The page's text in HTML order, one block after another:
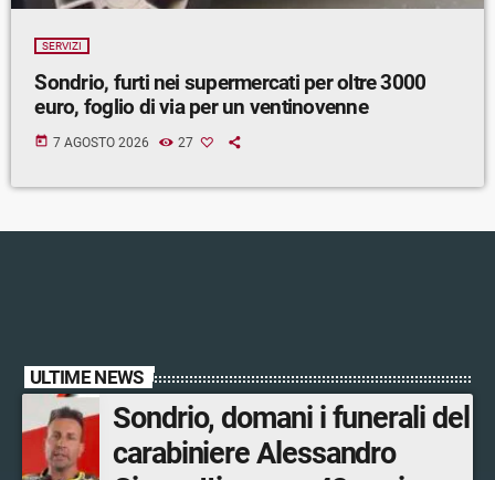
SERVIZI
Sondrio, furti nei supermercati per oltre 3000
euro, foglio di via per un ventinovenne
today 7 AGOSTO 2026 27
ULTIME NEWS
Sondrio, domani i funerali del
carabiniere Alessandro